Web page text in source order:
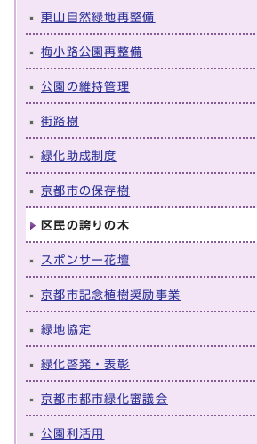
東山自然緑地再整備
梅小路公園再整備
公園の維持管理
街路樹
緑化助成制度
京都市の保存樹
区民の誇りの木
スポンサー花壇
京都市記念植樹奨励事業
緑地協定
緑化啓発・表彰
京都市都市緑化審議会
公園利活用